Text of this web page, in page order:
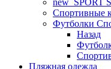
new_SPORT
Спортивные
Футболки
Назад
Пляжная одежда